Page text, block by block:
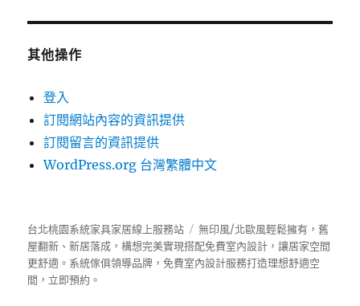
其他操作
登入
訂閱網站內容的資訊提供
訂閱留言的資訊提供
WordPress.org 台灣繁體中文
台北桃園系統家具家居線上服務站
無印風/北歐風輕鬆擁有，舊
屋翻新、新居落成，構想完美實現搭配免費室內設計，讓居家空間
更舒適。 系統傢俱領導品牌，免費室內設計服務打造理想舒適空
間，立即預約。